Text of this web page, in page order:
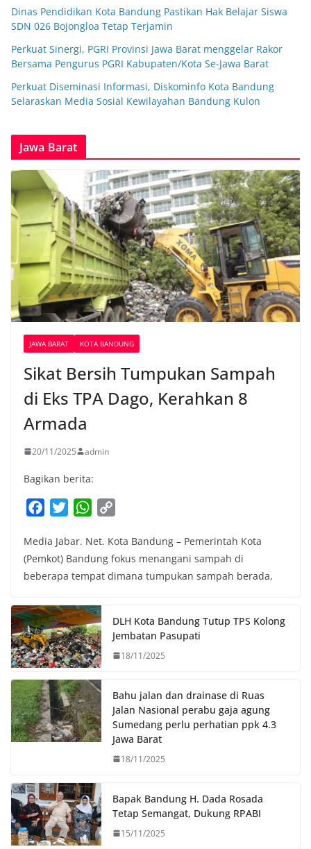
Dinas Pendidikan Kota Bandung Pastikan Hak Belajar Siswa
SDN 026 Bojongloa Tetap Terjamin
Perkuat Sinergi, PGRI Provinsi Jawa Barat menggelar Rakor
Bersama Pengurus PGRI Kabupaten/Kota Se-Jawa Barat
Perkuat Diseminasi Informasi, Diskominfo Kota Bandung
Selaraskan Media Sosial Kewilayahan Bandung Kulon
Jawa Barat
JAWA BARAT KOTA BANDUNG
Sikat Bersih Tumpukan Sampah
di Eks TPA Dago, Kerahkan 8
Armada
20/11/2025 admin
Bagikan berita:
c
e
b
o
k
i
t
t
r
W
a
t
s
p
p
p
y
L
n
k
Media Jabar. Net. Kota Bandung – Pemerintah Kota
(Pemkot) Bandung fokus menangani sampah di
beberapa tempat dimana tumpukan sampah berada,
DLH Kota Bandung Tutup TPS Kolong
Jembatan Pasupati
18/11/2025
Bahu jalan dan drainase di Ruas
Jalan Nasional perabu gaja agung
Sumedang perlu perhatian ppk 4.3
Jawa Barat
18/11/2025
Bapak Bandung H. Dada Rosada
Tetap Semangat, Dukung RPABI
15/11/2025